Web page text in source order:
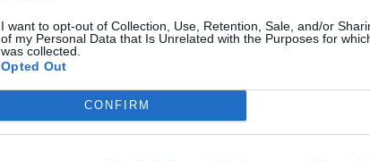
I want to opt-out of Collection, Use, Retention, Sale, and/or
of my Personal Data that Is Unrelated with the Purposes for
was collected.
Opted Out
CONFIRM